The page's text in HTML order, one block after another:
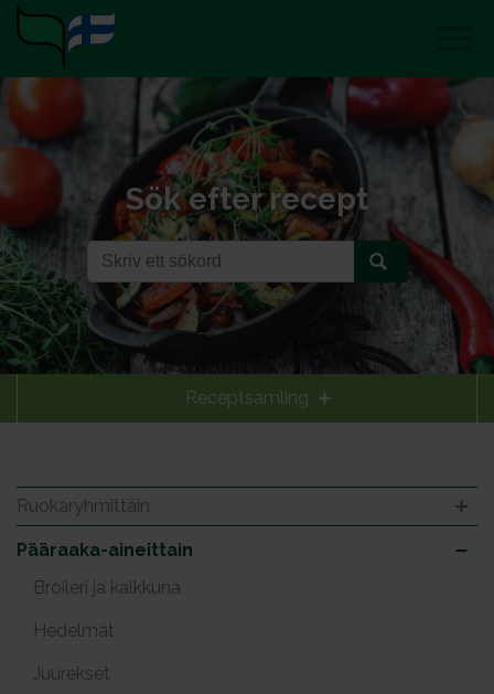
Sök efter recept
Receptsamling
Ruokaryhmittäin
Pääraaka-aineittain
Broileri ja kalkkuna
Hedelmät
Juurekset